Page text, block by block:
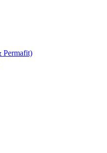
Permafit)